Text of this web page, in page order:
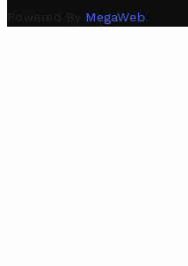
Powered By MegaWeb